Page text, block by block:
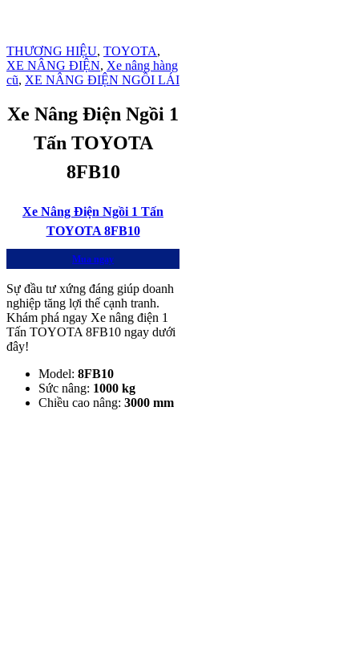
THƯƠNG HIỆU, TOYOTA,
XE NÂNG ĐIỆN, Xe nâng hàng
cũ, XE NÂNG ĐIỆN NGỒI LÁI
Xe Nâng Điện Ngồi 1
Tấn TOYOTA
8FB10
Xe Nâng Điện Ngồi 1 Tấn
TOYOTA 8FB10
Mua ngay
Sự đầu tư xứng đáng giúp doanh
nghiệp tăng lợi thế cạnh tranh.
Khám phá ngay Xe nâng điện 1
Tấn TOYOTA 8FB10 ngay dưới
đây!
Model: 8FB10
Sức nâng: 1000 kg
Chiều cao nâng: 3000 mm